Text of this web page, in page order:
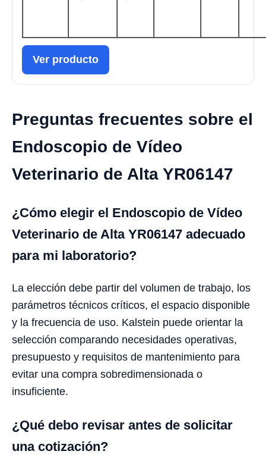
Ver producto
Preguntas frecuentes sobre el
Endoscopio de Vídeo
Veterinario de Alta YR06147
¿Cómo elegir el Endoscopio de Vídeo
Veterinario de Alta YR06147 adecuado
para mi laboratorio?
La elección debe partir del volumen de trabajo, los
parámetros técnicos críticos, el espacio disponible
y la frecuencia de uso. Kalstein puede orientar la
selección comparando necesidades operativas,
presupuesto y requisitos de mantenimiento para
evitar una compra sobredimensionada o
insuficiente.
¿Qué debo revisar antes de solicitar
una cotización?